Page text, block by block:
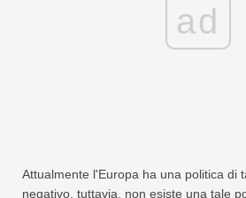
ad
Attualmente l'Europa ha una politica di
negativo, tuttavia, non esiste una tale